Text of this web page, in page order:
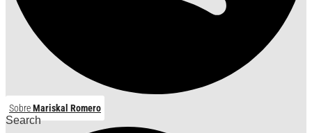
SobreMariskal Romero
Search